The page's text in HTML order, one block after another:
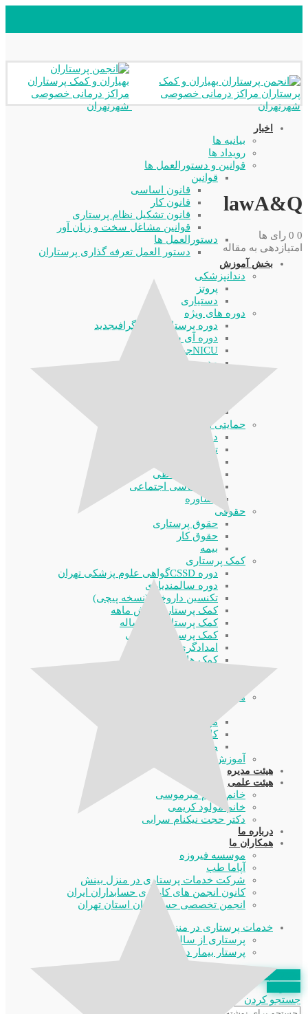
اخبار
بیانیه ها
رویداد ها
قوانین و دستورالعمل ها
قوانین
قانون اساسی
قانون کار
قانون تشکیل نظام پرستاری
قوانین مشاغل سخت و زیان آور
دستورالعمل ها
دستور العمل تعرفه گذاری پرستاران
بخش آموزش
دندانپزشکی
پروتز
دستیاری
دوره های ویژه
دوره پرستاری آنژیوگرافیجدید
دوره آی سی یو
NICUجدید
مدیریت جامع پرستاری
حمایتی اجتماعی
دوره مادر یاری
تربیت مربی مهدکودک
مهارت ارتباطی
روانشناسی اجتماعی
مشاوره
حقوقی
حقوق پرستاری
حقوق کار
بیمه
کمک پرستاری
دوره CSSD
گواهی علوم پزشکی تهران
دوره سالمندیاری
تکنسین داروخانه(نسخه پیچی)
کمک پرستاری شش ماهه
کمک پرستاری یک ساله
کمک پرستاری تکمیلی
امدادگری
کمک های اولیه
هتلینگ بیمارستانی
مهمانداری بیمارستانی
کاخ داری بیمارستانی
منشی گری بیمارستانی
آموزش های خود مراقبتی
هیئت مدیره
هیئت علمی
خانم نسیم میرموسی
خانم مولود کریمی
دکتر حجت نیکنام سرابی
درباره ما
همکاران ما
موسسه فیروزه
آپاما طب
شرکت خدمات پرستاری در منزل بینش
کانون انجمن های کارگری حسابداران ایران
انجمن تخصصی حسابداران استان تهران
خدمات پرستاری در منزل
پرستاری از سالمند
پرستار بیمار در منزل
استعلام مدرک
جستجو کردن
lawA&Q
0
0 رای ها
امتیازدهی به مقاله